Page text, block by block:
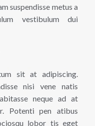
suspendisse metus a
vestibulum dui
sit at adipiscing.
nisi vene natis
neque ad at
Potenti pen atibus
lobor tis eget